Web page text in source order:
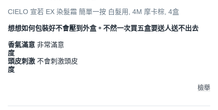
CIELO 宣若 EX 染髮霜 簡單一按 白髮用, 4M 摩卡棕, 4盒
想想如何包裝好不會壓到外盒。不然一次買五盒要送人送不出去
香氣滿意
度
非常滿意
頭皮刺激
度
不會刺激頭皮
檢舉